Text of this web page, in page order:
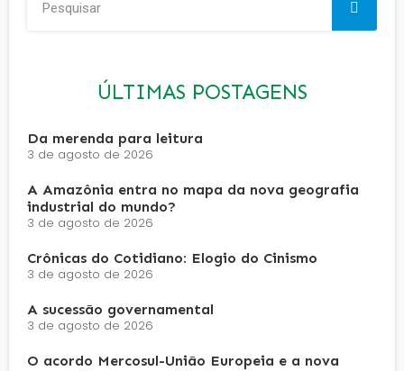
ÚLTIMAS POSTAGENS
Da merenda para leitura
3 de agosto de 2026
A Amazônia entra no mapa da nova geografia
industrial do mundo?
3 de agosto de 2026
Crônicas do Cotidiano: Elogio do Cinismo
3 de agosto de 2026
A sucessão governamental
3 de agosto de 2026
O acordo Mercosul-União Europeia e a nova